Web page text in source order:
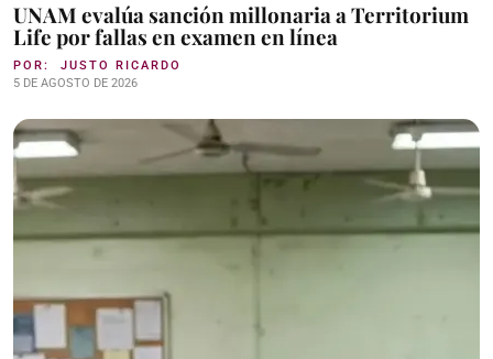
UNAM evalúa sanción millonaria a Territorium
Life por fallas en examen en línea
POR: JUSTO RICARDO
5 DE AGOSTO DE 2026